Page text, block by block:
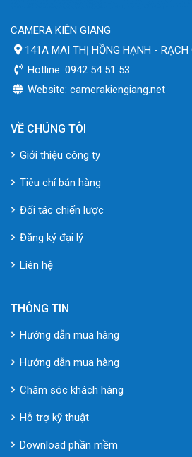
CAMERA KIÊN GIANG
141A MAI THỊ HỒNG HẠNH - RẠCH
Hotline: 0942 54 51 53
Website: camerakiengiang.net
VỀ CHÚNG TÔI
Giới thiệu công ty
Tiêu chí bán hàng
Đối tác chiến lược
Đăng ký đại lý
Liên hệ
THÔNG TIN
Hướng dẫn mua hàng
Hướng dẫn mua hàng
Chăm sóc khách hàng
Hỗ trợ kỹ thuật
Download phần mềm